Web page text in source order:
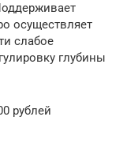
осуществляет
слабое
глубины
рублей